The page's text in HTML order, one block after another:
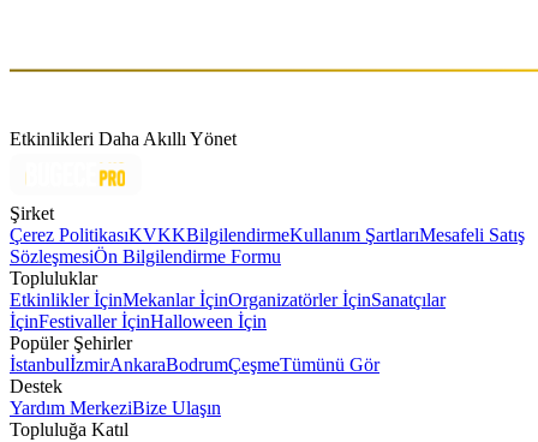
Etkinlikleri Daha Akıllı Yönet
Şirket
Çerez PolitikasıKVKKBilgilendirmeKullanım ŞartlarıMesafeli Satış
SözleşmesiÖn Bilgilendirme Formu
Topluluklar
Etkinlikler İçinMekanlar İçinOrganizatörler İçinSanatçılar
İçinFestivaller İçinHalloween İçin
Popüler Şehirler
İstanbulİzmirAnkaraBodrumÇeşmeTümünü Gör
Destek
Yardım MerkeziBize Ulaşın
Topluluğa Katıl